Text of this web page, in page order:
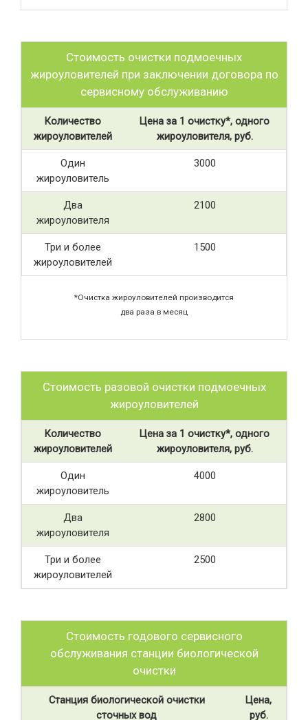
Стоимость очистки подмоечных
жироуловителей при заключении договора по
сервисному обслуживанию
Количество
жироуловителей
Цена за 1 очистку*, одного
жироуловителя, руб.
Один
жироуловитель
3000
Два
жироуловителя
2100
Три и более
жироуловителей
1500
*Очистка жироуловителей производится
два раза в месяц
Стоимость разовой очистки подмоечных
жироуловителей
Количество
жироуловителей
Цена за 1 очистку*, одного
жироуловителя, руб.
Один
жироуловитель
4000
Два
жироуловителя
2800
Три и более
жироуловителей
2500
Стоимость годового сервисного
обслуживания станции биологической
очистки
Станция биологической очистки
сточных вод
Цена,
руб.